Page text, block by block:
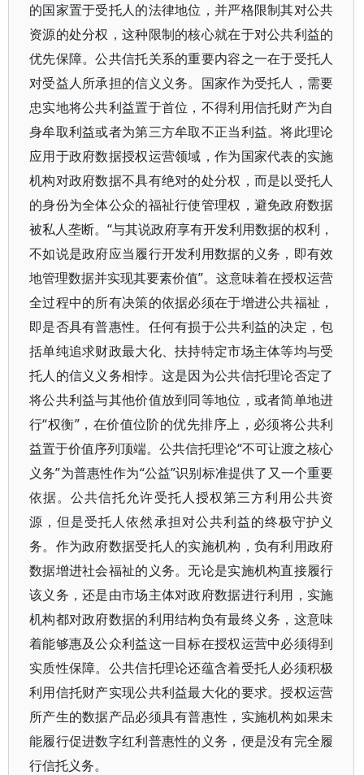
的国家置于受托人的法律地位，并严格限制其对公共
资源的处分权，这种限制的核心就在于对公共利益的
优先保障。公共信托关系的重要内容之一在于受托人
对受益人所承担的信义义务。国家作为受托人，需要
忠实地将公共利益置于首位，不得利用信托财产为自
身牟取利益或者为第三方牟取不正当利益。将此理论
应用于政府数据授权运营领域，作为国家代表的实施
机构对政府数据不具有绝对的处分权，而是以受托人
的身份为全体公众的福祉行使管理权，避免政府数据
被私人垄断。“与其说政府享有开发利用数据的权利，
不如说是政府应当履行开发利用数据的义务，即有效
地管理数据并实现其要素价值”。这意味着在授权运营
全过程中的所有决策的依据必须在于增进公共福祉，
即是否具有普惠性。任何有损于公共利益的决定，包
括单纯追求财政最大化、扶持特定市场主体等均与受
托人的信义义务相悖。这是因为公共信托理论否定了
将公共利益与其他价值放到同等地位，或者简单地进
行“权衡”，在价值位阶的优先排序上，必须将公共利
益置于价值序列顶端。公共信托理论“不可让渡之核心
义务”为普惠性作为“公益”识别标准提供了又一个重要
依据。公共信托允许受托人授权第三方利用公共资
源，但是受托人依然承担对公共利益的终极守护义
务。作为政府数据受托人的实施机构，负有利用政府
数据增进社会福祉的义务。无论是实施机构直接履行
该义务，还是由市场主体对政府数据进行利用，实施
机构都对政府数据的利用结构负有最终义务，这意味
着能够惠及公众利益这一目标在授权运营中必须得到
实质性保障。公共信托理论还蕴含着受托人必须积极
利用信托财产实现公共利益最大化的要求。授权运营
所产生的数据产品必须具有普惠性，实施机构如果未
能履行促进数字红利普惠性的义务，便是没有完全履
行信托义务。